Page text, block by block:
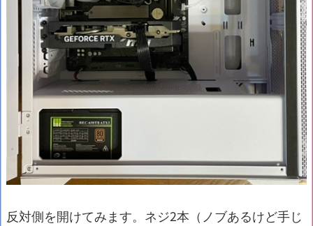
反対側を開けてみます。ネジ2本（ノブあるけど手じ